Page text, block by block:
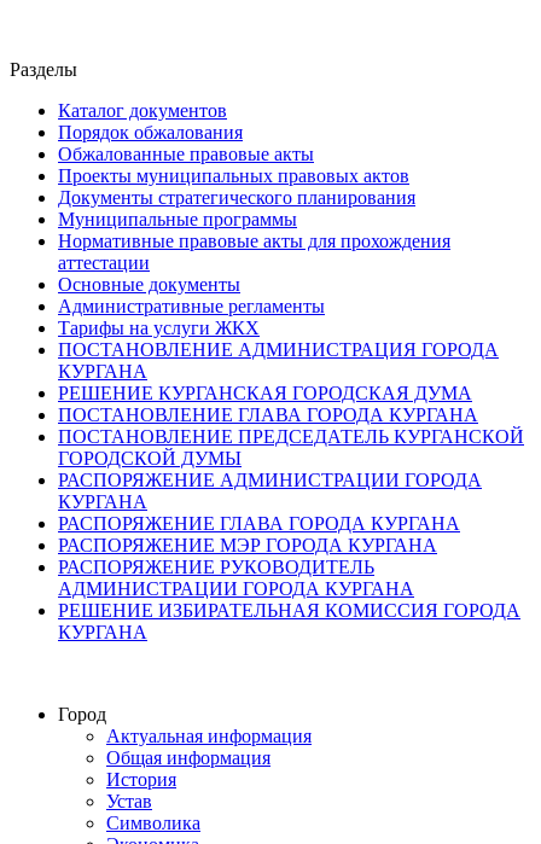
Разделы
Каталог документов
Порядок обжалования
Обжалованные правовые акты
Проекты муниципальных правовых актов
Документы стратегического планирования
Муниципальные программы
Нормативные правовые акты для прохождения
аттестации
Основные документы
Административные регламенты
Тарифы на услуги ЖКХ
ПОСТАНОВЛЕНИЕ АДМИНИСТРАЦИЯ ГОРОДА
КУРГАНА
РЕШЕНИЕ КУРГАНСКАЯ ГОРОДСКАЯ ДУМА
ПОСТАНОВЛЕНИЕ ГЛАВА ГОРОДА КУРГАНА
ПОСТАНОВЛЕНИЕ ПРЕДСЕДАТЕЛЬ КУРГАНСКОЙ
ГОРОДСКОЙ ДУМЫ
РАСПОРЯЖЕНИЕ АДМИНИСТРАЦИИ ГОРОДА
КУРГАНА
РАСПОРЯЖЕНИЕ ГЛАВА ГОРОДА КУРГАНА
РАСПОРЯЖЕНИЕ МЭР ГОРОДА КУРГАНА
РАСПОРЯЖЕНИЕ РУКОВОДИТЕЛЬ
АДМИНИСТРАЦИИ ГОРОДА КУРГАНА
РЕШЕНИЕ ИЗБИРАТЕЛЬНАЯ КОМИССИЯ ГОРОДА
КУРГАНА
Город
Актуальная информация
Общая информация
История
Устав
Символика